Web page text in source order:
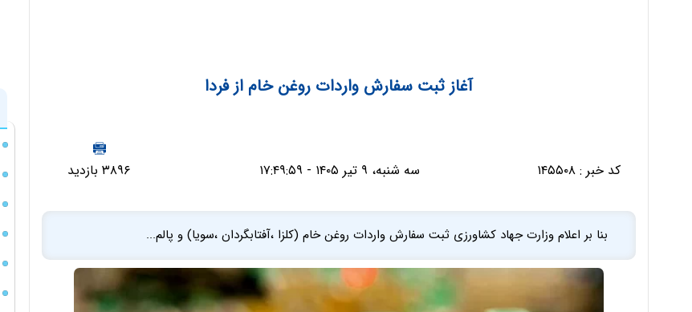
آغاز ثبت سفارش واردات روغن خام از فردا
کد خبر : ۱۴۵۵۰۸ سه شنبه، ۹ تیر ۱۴۰۵ - ۱۷:۴۹:۵۹ ۳۸۹۶ بازدید
بنا بر اعلام وزارت جهاد کشاورزی ثبت سفارش واردات روغن خام (کلزا ،آفتابگردان ،سویا) و پالم...